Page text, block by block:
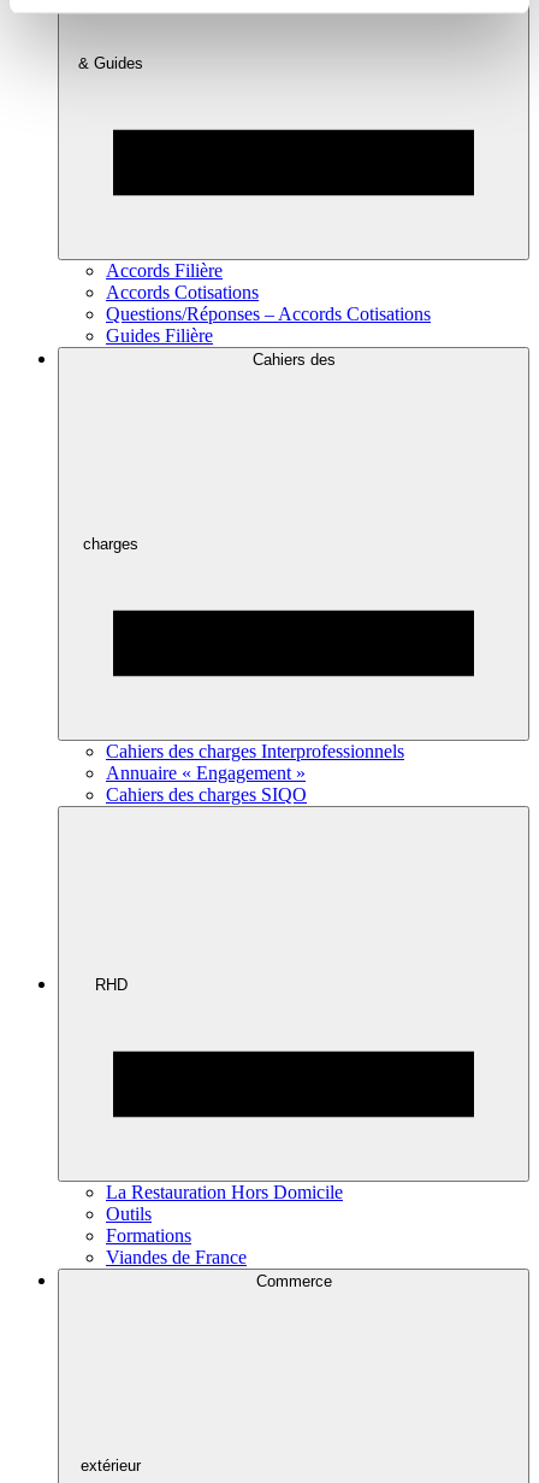
& Guides
Accords Filière
Accords Cotisations
Questions/Réponses – Accords Cotisations
Guides Filière
Cahiers des
charges
Cahiers des charges Interprofessionnels
Annuaire « Engagement »
Cahiers des charges SIQO
RHD
La Restauration Hors Domicile
Outils
Formations
Viandes de France
Commerce
extérieur